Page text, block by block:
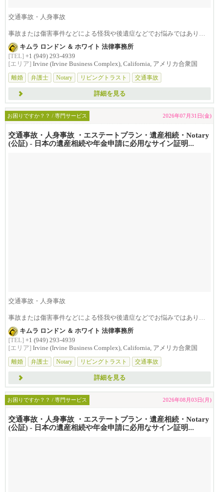
交通事故・人身事故
事故または傷害事件などによる怪我や後遺症などでお悩みではありま
せんか？損害賠償は治療費...
キムラ ロンドン ＆ ホワイト 法律事務所
[TEL] +1 (949) 293-4939
[エリア] Irvine (Irvine Business Complex), California, アメリカ合衆国
離婚
弁護士 Notary リビングトラスト 交通事故
詳細を見る
お困りですか？？ / 専門サービス 2026年07月31日(金)
交通事故・人身事故 ・エステートプラン・遺産相続・Notary
(公証) - 日本の遺産相続や年金申請に必用なサイン証明...
交通事故・人身事故
事故または傷害事件などによる怪我や後遺症などでお悩みではありま
せんか？損害賠償は治療費...
キムラ ロンドン ＆ ホワイト 法律事務所
[TEL] +1 (949) 293-4939
[エリア] Irvine (Irvine Business Complex), California, アメリカ合衆国
離婚
弁護士 Notary リビングトラスト 交通事故
詳細を見る
お困りですか？？ / 専門サービス 2026年08月03日(月)
交通事故・人身事故 ・エステートプラン・遺産相続・Notary
(公証) - 日本の遺産相続や年金申請に必用なサイン証明...